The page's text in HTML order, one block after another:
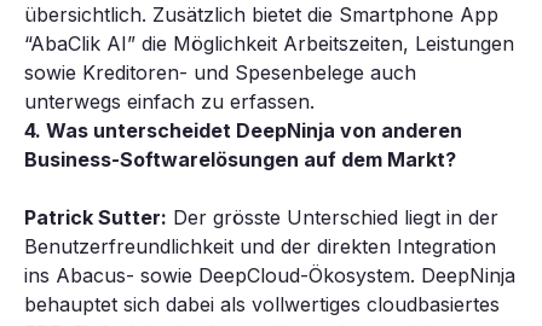
übersichtlich. Zusätzlich bietet die Smartphone App
“AbaClik AI” die Möglichkeit Arbeitszeiten, Leistungen
sowie Kreditoren- und Spesenbelege auch
unterwegs einfach zu erfassen.
4. Was unterscheidet DeepNinja von anderen
Business-Softwarelösungen auf dem Markt?
Patrick Sutter: Der grösste Unterschied liegt in der
Benutzerfreundlichkeit und der direkten Integration
ins Abacus- sowie DeepCloud-Ökosystem. DeepNinja
behauptet sich dabei als vollwertiges cloudbasiertes